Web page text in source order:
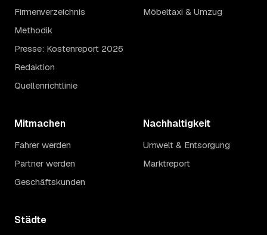
Firmenverzeichnis
Methodik
Presse: Kostenreport 2026
Redaktion
Quellenrichtlinie
Möbeltaxi & Umzug
Mitmachen
Fahrer werden
Partner werden
Geschäftskunden
Nachhaltigkeit
Umwelt & Entsorgung
Marktreport
Städte